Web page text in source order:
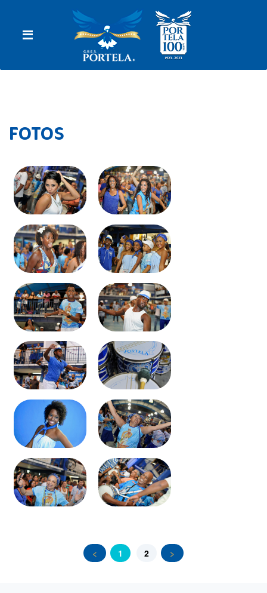
FOTOS
< 1 2 >